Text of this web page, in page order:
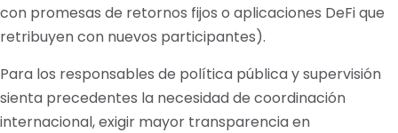
con promesas de retornos fijos o aplicaciones DeFi que
retribuyen con nuevos participantes).
Para los responsables de política pública y supervisión
sienta precedentes la necesidad de coordinación
internacional, exigir mayor transparencia en